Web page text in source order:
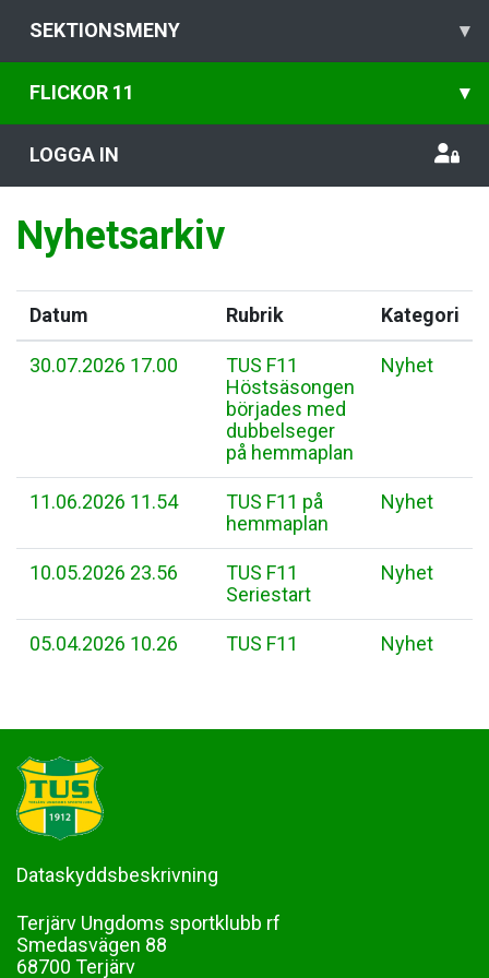
SEKTIONSMENY ▾
FLICKOR 11 ▾
LOGGA IN
Nyhetsarkiv
Datum Rubrik Kategori
30.07.2026 17.00
TUS F11
Höstsäsongen
börjades med
dubbelseger
på hemmaplan
Nyhet
11.06.2026 11.54
TUS F11 på
hemmaplan
Nyhet
10.05.2026 23.56
TUS F11
Seriestart
Nyhet
05.04.2026 10.26 TUS F11 Nyhet
Dataskyddsbeskrivning
Terjärv Ungdoms sportklubb rf
Smedasvägen 88
68700 Terjärv